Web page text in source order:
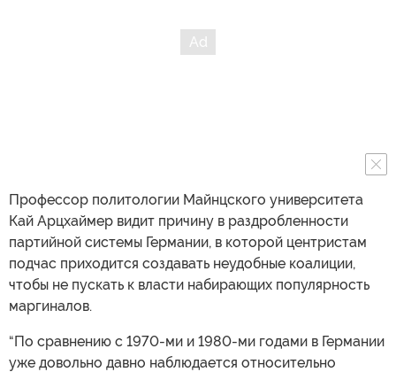
Профессор политологии Майнцского университета
Кай Арцхаймер видит причину в раздробленности
партийной системы Германии, в которой центристам
подчас приходится создавать неудобные коалиции,
чтобы не пускать к власти набирающих популярность
маргиналов.
“По сравнению с 1970-ми и 1980-ми годами в Германии
уже довольно давно наблюдается относительно